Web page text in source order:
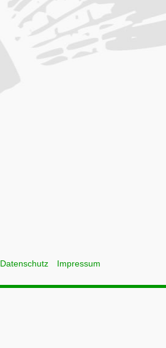
Datenschutz Impressum